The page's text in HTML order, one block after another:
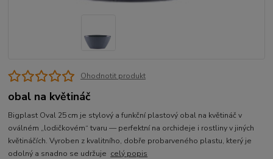
Ohodnotit produkt
obal na květináč
Bigplast Oval 25 cm je stylový a funkční plastový obal na květináč v
oválném „lodičkovém“ tvaru — perfektní na orchideje i rostliny v jiných
květináčích. Vyroben z kvalitního, dobře probarveného plastu, který je
odolný a snadno se udržuje celý popis